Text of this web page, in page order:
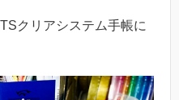
クリアシステム手帳に